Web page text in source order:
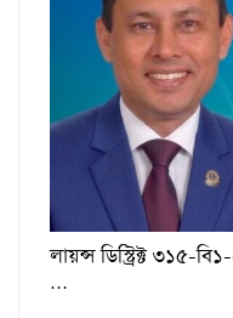
লায়ন্স ডিস্ট্রিক্ট ৩১৫-
…